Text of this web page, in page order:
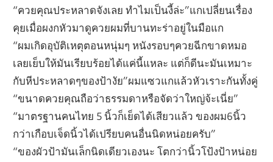
“ควยคุณประหลาดจังเลย ทำไมเป็นงี้ล่ะ”แกเปลี่ยนเรื่อง
คุยเมื่อผงกหัวมาดูควยผมที่บานทะร่าอยู่ในมือแก
“ผมเกิดอุบัติเหตุตอนหนุ่มๆ หนังรอบๆควยฉีกขาดหมอ
เลยเย็บให้มันเรียบร้อยได้แค่นี้แหละ แต่ก็ดีนะมันเหมาะ
กับหีประหลาดๆของป้างัย”ผมแซวแกแล้วหัวเราะกันทั้งคู่
“ขนาดควยคุณถือว่าธรรมดาหรือจัดว่าใหญ่จ้ะเนี่ย”
“มาตรฐานคนไทย 5 นิ้วก็เย็ดได้เสียวแล้ว ของผม6นิ้ว
กว่าเกือบเจ็ดนิ้วได้เปรียบคนอื่นนิดหน่อยครับ”
“ของผัวป้ามันเล็กนิดเดียวเองนะ โตกว่านิ้วโป้งป้าหน่อย